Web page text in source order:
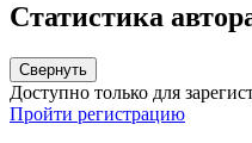
Статистика
Свернуть
Доступно только для
Пройти регистрацию